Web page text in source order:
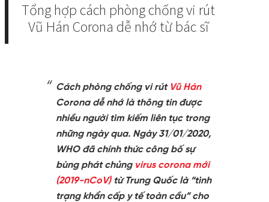
Tổng hợp cách phòng chống vi rút
Vũ Hán Corona dễ nhớ từ bác sĩ
Cách phòng chống vi rút Vũ Hán
Corona dễ nhớ là thông tin được
nhiều người tìm kiếm liên tục trong
những ngày qua. Ngày 31/01/2020,
WHO đã chính thức công bố sự
bùng phát chủng virus corona mới
(2019-nCoV)từ Trung Quốc là “tình
trạng khẩn cấp y tế toàn cầu” cho